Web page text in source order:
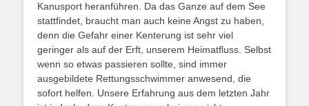
Kanusport heranführen. Da das Ganze auf dem See
stattfindet, braucht man auch keine Angst zu haben,
denn die Gefahr einer Kenterung ist sehr viel
geringer als auf der Erft, unserem Heimatfluss. Selbst
wenn so etwas passieren sollte, sind immer
ausgebildete Rettungsschwimmer anwesend, die
sofort helfen. Unsere Erfahrung aus dem letzten Jahr